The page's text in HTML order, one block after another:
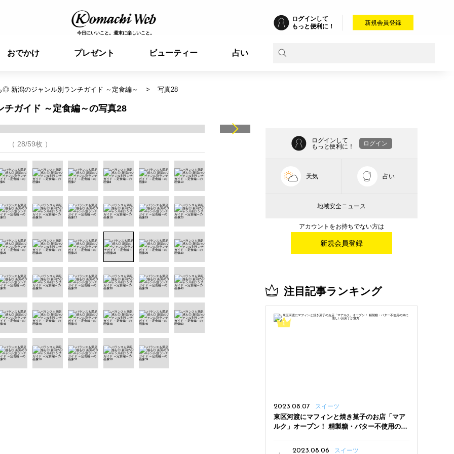
今日にいいこと。週末に楽しいこと。
ログインして
もっと便利に！
新規会員登録
おでかけ プレゼント ビューティー 占い
◎ 新潟のジャンル別ランチガイド ～定食編～ 写真28
ガイド ～定食編～の写真28
（ 28/59枚 ）
ログインして
もっと便利に！
ログイン
天気 占い
地域安全ニュース
アカウントをお持ちでない方は
新規会員登録
注目記事ランキング
2023.08.07 スイーツ
東区河渡にマフィンと焼き菓子のお店「マア
ルク」オープン！ 精製糖・バター不使用の体
2023.08.06
スイーツ